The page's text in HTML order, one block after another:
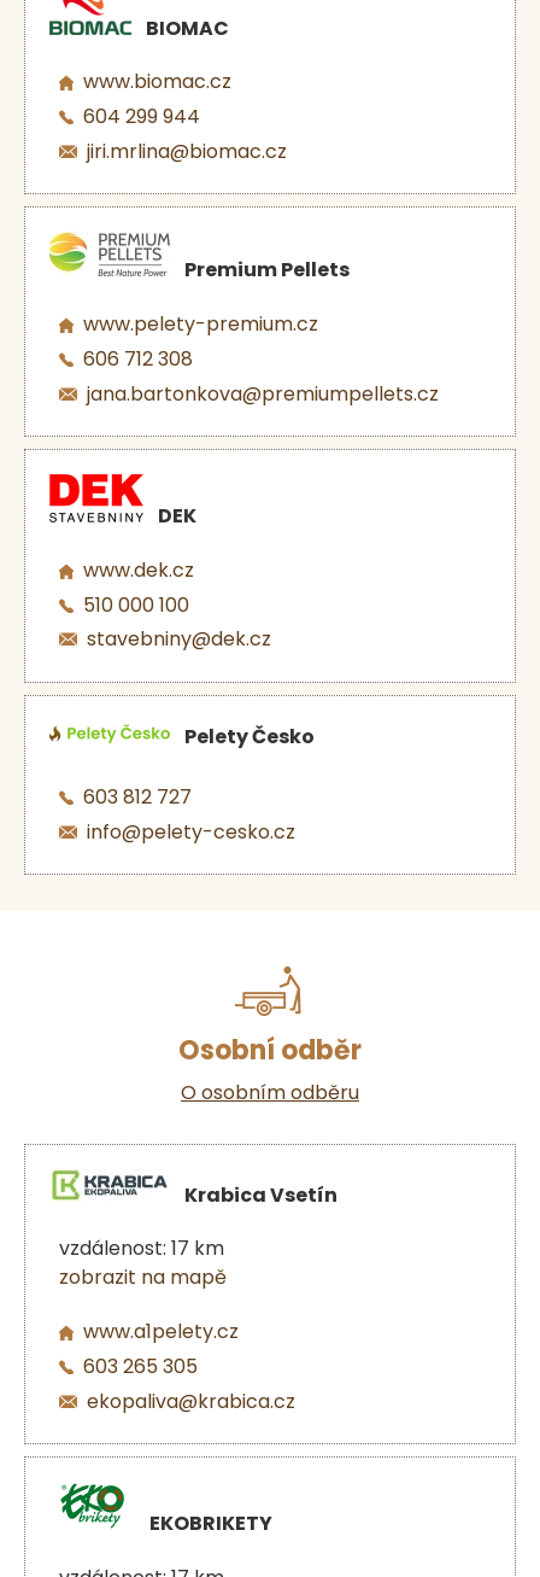
BIOMAC
www.biomac.cz
604 299 944
jiri.mrlina@biomac.cz
Premium Pellets
www.pelety-premium.cz
606 712 308
jana.bartonkova@premiumpellets.cz
DEK
www.dek.cz
510 000 100
stavebniny@dek.cz
Pelety Česko
603 812 727
info@pelety-cesko.cz
Osobní odběr
O osobním odběru
Krabica Vsetín
vzdálenost: 17 km
zobrazit na mapě
www.a1pelety.cz
603 265 305
ekopaliva@krabica.cz
EKOBRIKETY